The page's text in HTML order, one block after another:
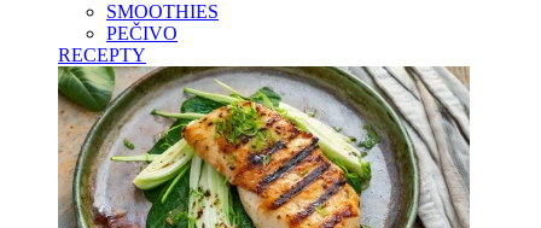
SMOOTHIES
PEČIVO
RECEPTY